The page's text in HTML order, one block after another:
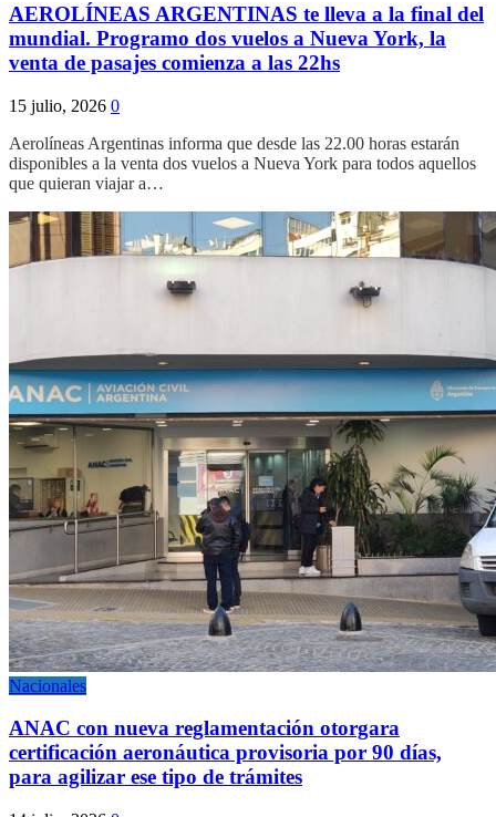
AEROLÍNEAS ARGENTINAS te lleva a la final del
mundial. Programo dos vuelos a Nueva York, la
venta de pasajes comienza a las 22hs
15 julio, 2026 0
Aerolíneas Argentinas informa que desde las 22.00 horas estarán
disponibles a la venta dos vuelos a Nueva York para todos aquellos
que quieran viajar a…
Nacionales
ANAC con nueva reglamentación otorgara
certificación aeronáutica provisoria por 90 días,
para agilizar ese tipo de trámites